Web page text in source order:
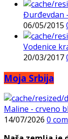
Đurđevdan
06/05/2015
Vodenice
20/03/2017
Moja Srbija
Maline - crveno
14/07/2026 0